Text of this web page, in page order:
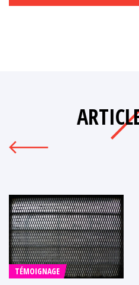
TÉMOIGNAGE